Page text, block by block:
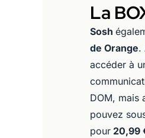
La
Sosh
de Orange.
accéder à
DOM, mais
pouvez
pour 20,99